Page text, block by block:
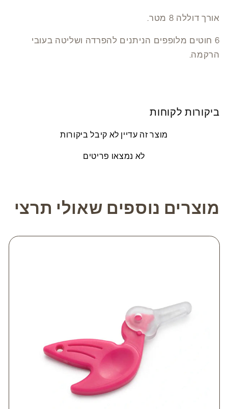
אורך דוללה 8 מטר.
6 חוטים מלופפים הניתנים להפרדה ושליטה בעובי
הרקמה.
ביקורות לקוחות
מוצר זה עדיין לא קיבל ביקורות
לא נמצאו פריטים
מוצרים נוספים שאולי תרצי